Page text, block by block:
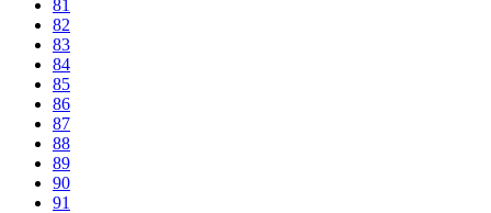
81
82
83
84
85
86
87
88
89
90
91